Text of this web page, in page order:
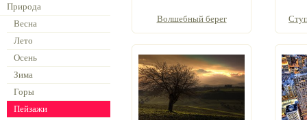
Природа
Весна
Лето
Осень
Зима
Горы
Пейзажи
Волшебный берег